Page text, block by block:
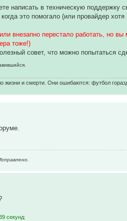
написать в техническую поддержку
это помогало (или провайдер
внезапно перестало работать, но
тоже!)
совет, что можно попытаться
жизни и смерти. Они ошибаются: футбол
секунд: